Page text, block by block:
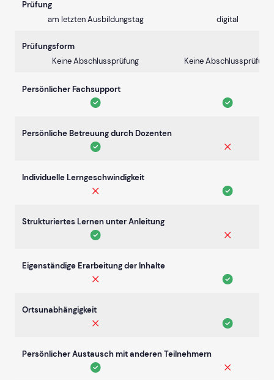
Prüfung
am letzten Ausbildungstag
digital
Prüfungsform
Keine Abschlussprüfung
Keine Abschlussprüfung
Persönlicher Fachsupport
Persönliche Betreuung durch Dozenten
Individuelle Lerngeschwindigkeit
Strukturiertes Lernen unter Anleitung
Eigenständige Erarbeitung der Inhalte
Ortsunabhängigkeit
Persönlicher Austausch mit anderen Teilnehmern